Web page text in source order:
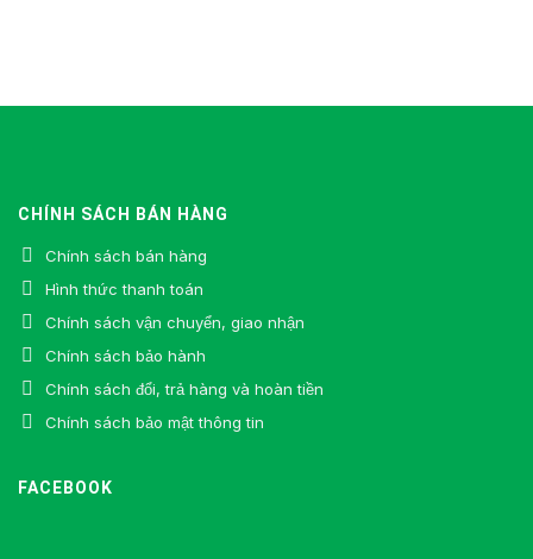
CHÍNH SÁCH BÁN HÀNG
Chính sách bán hàng
Hình thức thanh toán
Chính sách vận chuyển, giao nhận
Chính sách bảo hành
Chính sách đổi, trả hàng và hoàn tiền
Chính sách bảo mật thông tin
FACEBOOK